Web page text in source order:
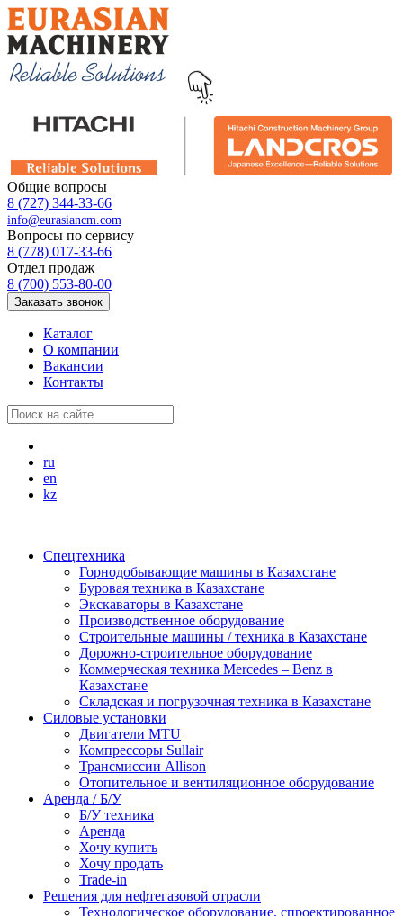
Общие вопросы
8 (727) 344-33-66
info@eurasiancm.com
Вопросы по сервису
8 (778) 017-33-66
Отдел продаж
8 (700) 553-80-00
Заказать звонок
Каталог
О компании
Вакансии
Контакты
ru
en
kz
Спецтехника
Горнодобывающие машины в Казахстане
Буровая техника в Казахстане
Экскаваторы в Казахстане
Производственное оборудование
Строительные машины / техника в Казахстане
Дорожно-строительное оборудование
Коммерческая техника Mercedes – Benz в
Казахстане
Складская и погрузочная техника в Казахстане
Силовые установки
Двигатели MTU
Компрессоры Sullair
Трансмиссии Allison
Отопительное и вентиляционное оборудование
Аренда / Б/У
Б/У техника
Аренда
Хочу купить
Хочу продать
Trade-in
Решения для нефтегазовой отрасли
Технологическое оборудование, спроектированное